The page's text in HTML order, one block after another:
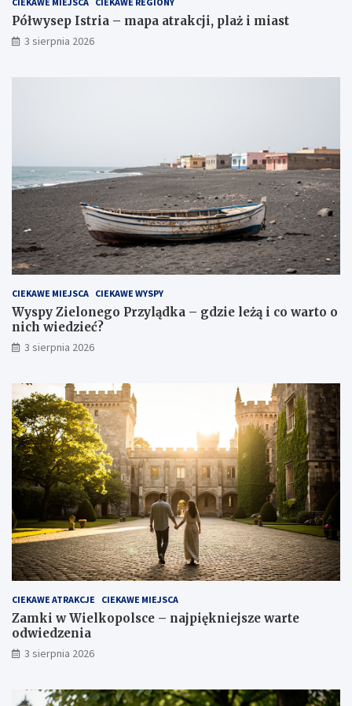
Półwysep Istria – mapa atrakcji, plaż i miast
3 sierpnia 2026
CIEKAWE MIEJSCA CIEKAWE WYSPY
Wyspy Zielonego Przylądka – gdzie leżą i co warto o
nich wiedzieć?
3 sierpnia 2026
CIEKAWE ATRAKCJE CIEKAWE MIEJSCA
Zamki w Wielkopolsce – najpiękniejsze warte
odwiedzenia
3 sierpnia 2026